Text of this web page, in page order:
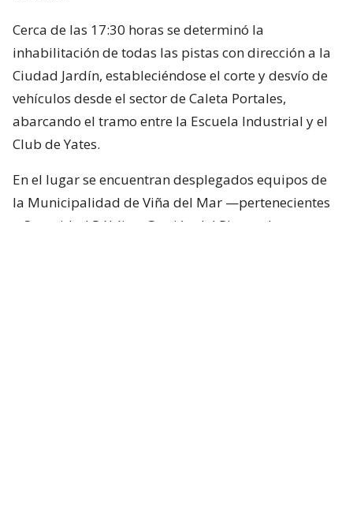
Cerca de las 17:30 horas se determinó la
inhabilitación de todas las pistas con dirección a la
Ciudad Jardín, estableciéndose el corte y desvío de
vehículos desde el sector de Caleta Portales,
abarcando el tramo entre la Escuela Industrial y el
Club de Yates.
En el lugar se encuentran desplegados equipos de
la Municipalidad de Viña del Mar —pertenecientes
a Seguridad Pública, Gestión del Riesgo de